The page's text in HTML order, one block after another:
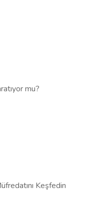
mu?
Keşfedin